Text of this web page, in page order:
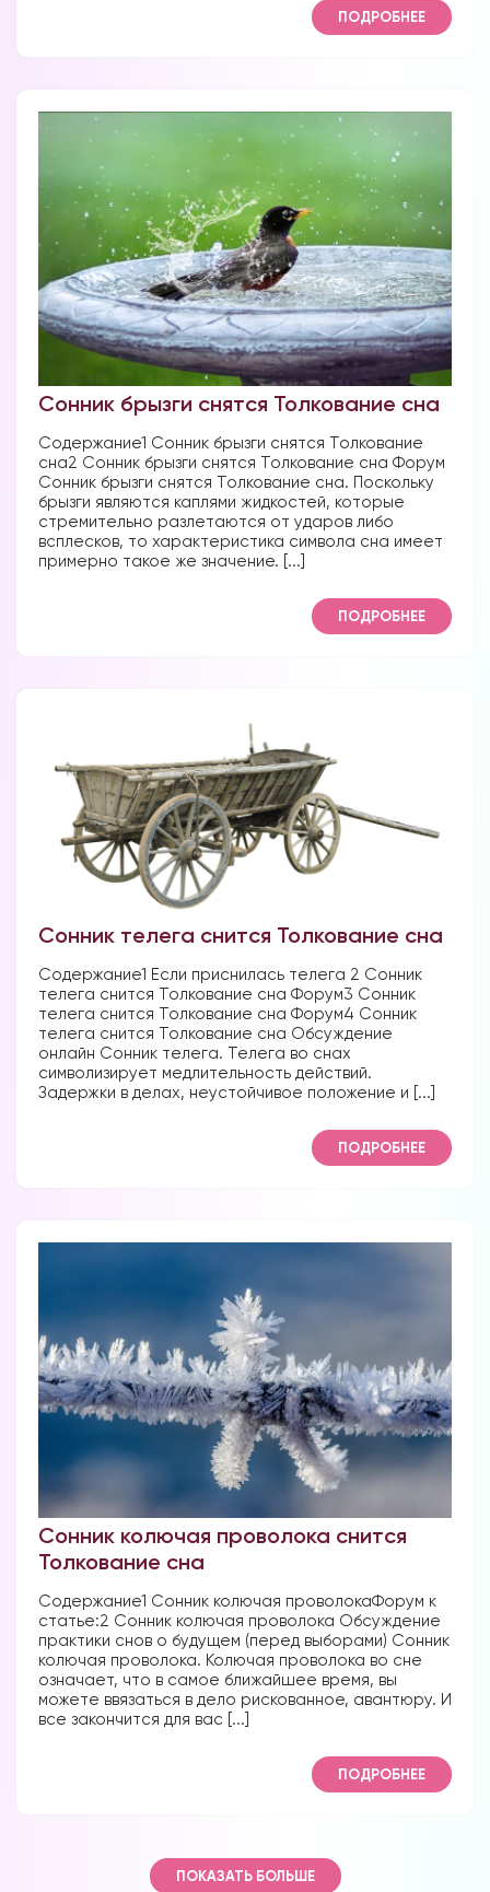
ПОДРОБНЕЕ
Сонник брызги снятся Толкование сна
Содержание1 Сонник брызги снятся Толкование
сна2 Сонник брызги снятся Толкование сна Форум
Сонник брызги снятся Толкование сна. Поскольку
брызги являются каплями жидкостей, которые
стремительно разлетаются от ударов либо
всплесков, то характеристика символа сна имеет
примерно такое же значение. [...]
ПОДРОБНЕЕ
Сонник телега снится Толкование сна
Содержание1 Если приснилась телега 2 Сонник
телега снится Толкование сна Форум3 Сонник
телега снится Толкование сна Форум4 Сонник
телега снится Толкование сна Обсуждение
онлайн Сонник телега. Телега во снах
символизирует медлительность действий.
Задержки в делах, неустойчивое положение и [...]
ПОДРОБНЕЕ
Сонник колючая проволока снится
Толкование сна
Содержание1 Сонник колючая проволокаФорум к
статье:2 Сонник колючая проволока Обсуждение
практики снов о будущем (перед выборами) Сонник
колючая проволока. Колючая проволока во сне
означает, что в самое ближайшее время, вы
можете ввязаться в дело рискованное, авантюру. И
все закончится для вас [...]
ПОДРОБНЕЕ
ПОКАЗАТЬ БОЛЬШЕ